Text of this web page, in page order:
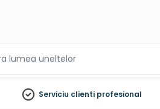
Serviciu clienti profesional